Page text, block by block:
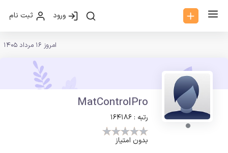
ورود ثبت نام
امروز 16 مرداد 1405
MatControlPro
رتبه : 164186
بدون امتیاز